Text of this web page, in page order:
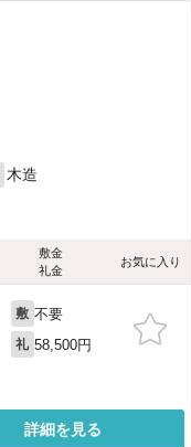
木造
敷金
礼金
お気に入り
敷 不要
礼 58,500円
詳細を見る